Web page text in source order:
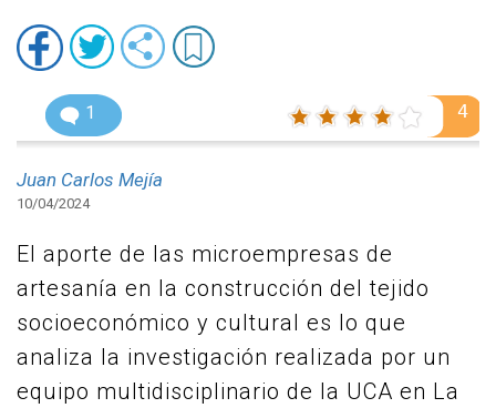
1 4
Juan Carlos Mejía
10/04/2024
El aporte de las microempresas de
artesanía en la construcción del tejido
socioeconómico y cultural es lo que
analiza la investigación realizada por un
equipo multidisciplinario de la UCA en La